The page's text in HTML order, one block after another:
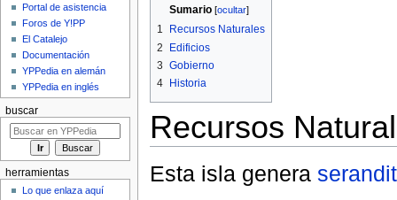
Sumario [ocultar]
1
Recursos Naturales
2
Edificios
3 Gobierno
4
Historia
Recursos
Esta isla genera
Portal de asistencia
Foros de Y!PP
El Catalejo
Documentación
YPPedia en alemán
YPPedia en inglés
buscar
herramientas
Lo que enlaza aquí